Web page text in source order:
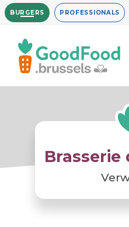
Overslaan
en
inhoud
gaan
BURGERS PROFESSIONALS
Brasserie